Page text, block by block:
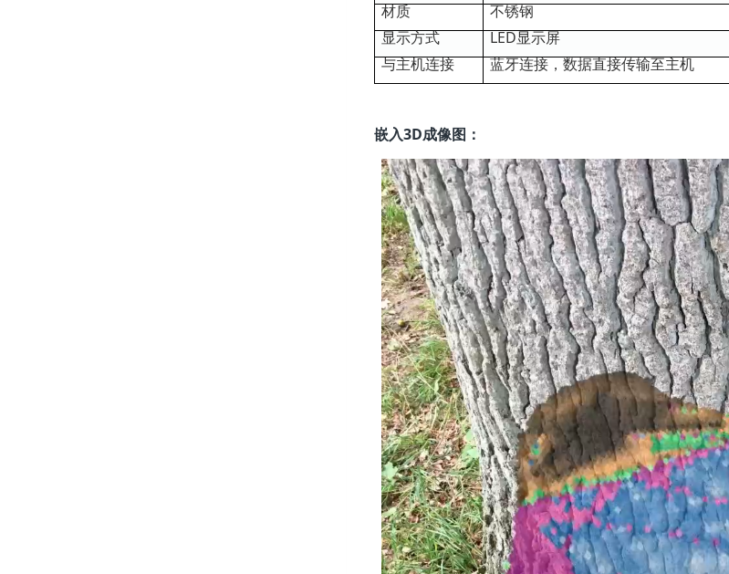
材质
不锈钢
显示方式
LED显示屏
与主机连接
蓝牙连接，数据直接传输至主机
嵌入3D成像图：